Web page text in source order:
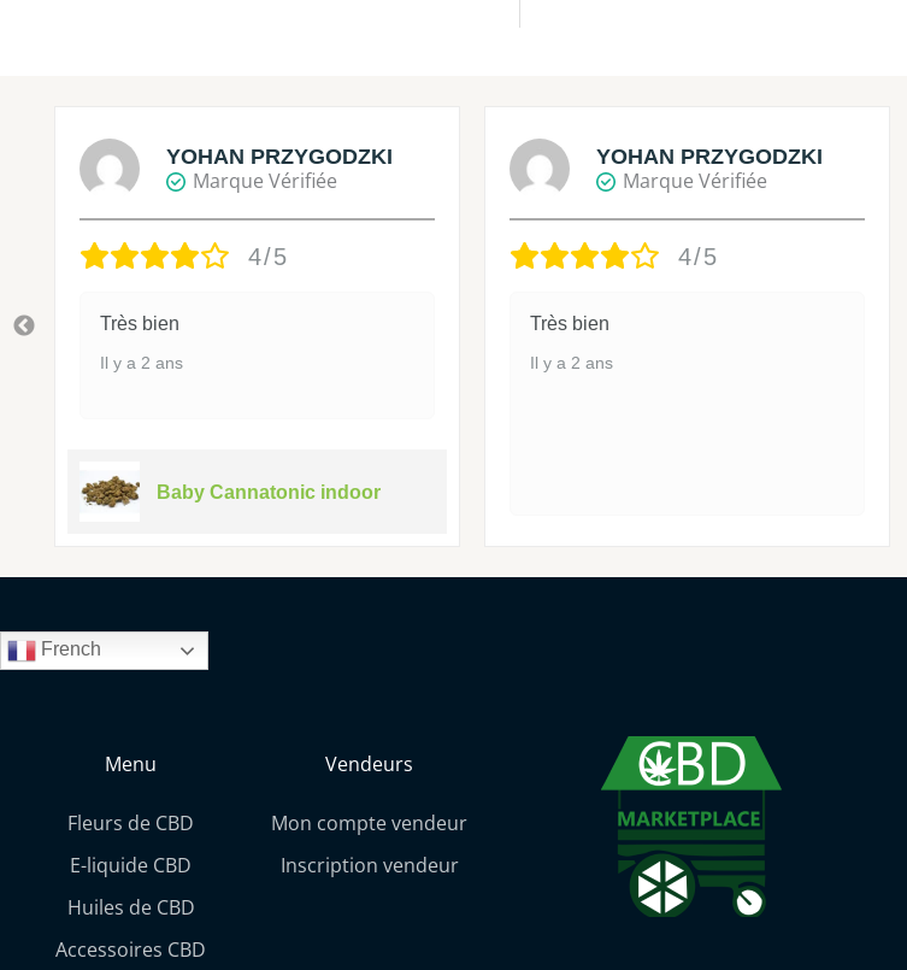
YOHAN PRZYGODZKI
Marque Vérifiée
4/5
Très bien
Il y a 2 ans
Baby Cannatonic indoor
YOHAN PRZYGODZKI
Marque Vérifiée
4/5
Très bien
Il y a 2 ans
French
Menu
Fleurs de CBD
E-liquide CBD
Huiles de CBD
Accessoires CBD
Vendeurs
Mon compte vendeur
Inscription vendeur